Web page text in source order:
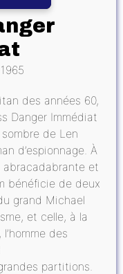
1965
des années 60,
Danger Immédiat
de Len
d’espionnage. À
et
bénéficie de deux
grand Michael
et celle, à la
des
partitions.